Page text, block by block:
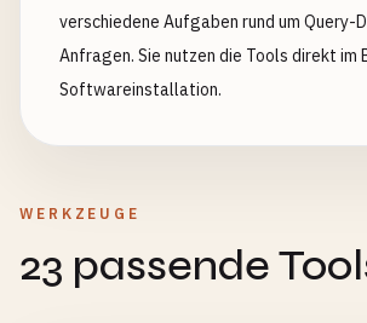
verschiedene Aufgaben rund um Query-
Anfragen. Sie nutzen die Tools direkt im
Softwareinstallation.
WERKZEUGE
23 passende